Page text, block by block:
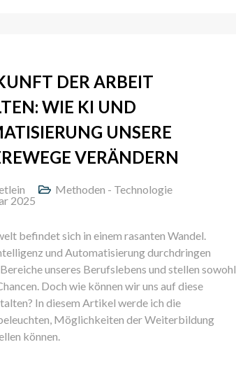
DER ARBEIT
WIE KI UND
UNSERE
VERÄNDERN
Methoden - Technologie
2025
befindet sich in einem rasanten Wandel.
und Automatisierung durchdringen
unseres Berufslebens und stellen sowohl
Doch wie können wir uns auf diese
In diesem Artikel werde ich die
Möglichkeiten der Weiterbildung
können.